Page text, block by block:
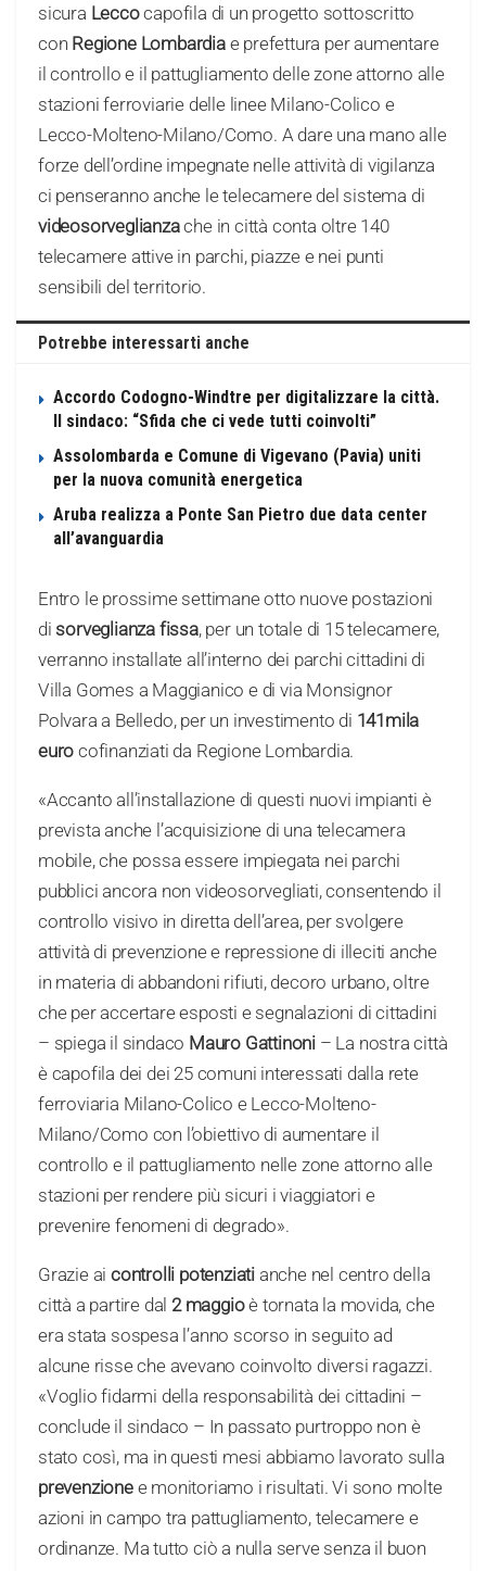
sicura Leccocapofila di un progetto sottoscritto
con Regione Lombardiae prefettura per aumentare
il controllo e il pattugliamento delle zone attorno alle
stazioni ferroviarie delle linee Milano-Colico e
Lecco-Molteno-Milano/Como. A dare una mano alle
forze dell’ordine impegnate nelle attività di vigilanza
ci penseranno anche le telecamere del sistema di
videosorveglianzache in città conta oltre 140
telecamere attive in parchi, piazze e nei punti
sensibili del territorio.
Potrebbe interessarti anche
Accordo Codogno-Windtre per digitalizzare la città.
Il sindaco: “Sfida che ci vede tutti coinvolti”
Assolombarda e Comune di Vigevano (Pavia) uniti
per la nuova comunità energetica
Aruba realizza a Ponte San Pietro due data center
all’avanguardia
Entro le prossime settimane otto nuove postazioni
di sorveglianza fissa, per un totale di 15 telecamere,
verranno installate all’interno dei parchi cittadini di
Villa Gomes a Maggianico e di via Monsignor
Polvara a Belledo, per un investimento di 141mila
euro cofinanziati da Regione Lombardia.
«Accanto all’installazione di questi nuovi impianti è
prevista anche l’acquisizione di una telecamera
mobile, che possa essere impiegata nei parchi
pubblici ancora non videosorvegliati, consentendo il
controllo visivo in diretta dell’area, per svolgere
attività di prevenzione e repressione di illeciti anche
in materia di abbandoni rifiuti, decoro urbano, oltre
che per accertare esposti e segnalazioni di cittadini
– spiega il sindaco Mauro Gattinoni – La nostra città
è capofila dei dei 25 comuni interessati dalla rete
ferroviaria Milano-Colico e Lecco-Molteno-
Milano/Como con l’obiettivo di aumentare il
controllo e il pattugliamento nelle zone attorno alle
stazioni per rendere più sicuri i viaggiatori e
prevenire fenomeni di degrado».
Grazie ai controlli potenziati anche nel centro della
città a partire dal 2 maggioè tornata la movida, che
era stata sospesa l’anno scorso in seguito ad
alcune risse che avevano coinvolto diversi ragazzi.
«Voglio fidarmi della responsabilità dei cittadini –
conclude il sindaco – In passato purtroppo non è
stato così, ma in questi mesi abbiamo lavorato sulla
prevenzionee monitoriamo i risultati. Vi sono molte
azioni in campo tra pattugliamento, telecamere e
ordinanze. Ma tutto ciò a nulla serve senza il buon